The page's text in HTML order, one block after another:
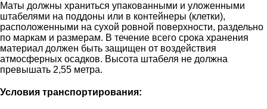
Маты должны храниться упакованными и уложенными
штабелями на поддоны или в контейнеры (клетки),
расположенными на сухой ровной поверхности, раздельно
по маркам и размерам. В течение всего срока хранения
материал должен быть защищен от воздействия
атмосферных осадков. Высота штабеля не должна
превышать 2,55 метра.
Условия транспортирования: